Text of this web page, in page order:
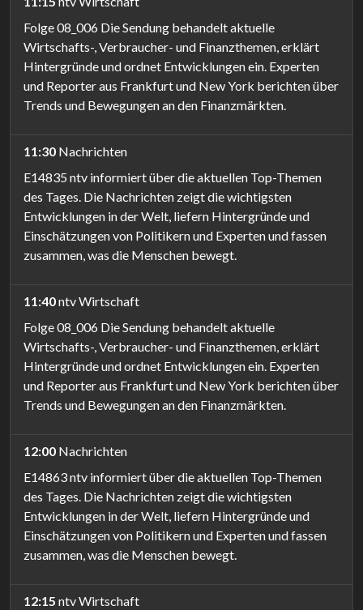
Folge 08_006 Die Sendung behandelt aktuelle
Wirtschafts-, Verbraucher- und Finanzthemen, erklärt
Hintergründe und ordnet Entwicklungen ein. Experten
und Reporter aus Frankfurt und New York berichten über
Trends und Bewegungen an den Finanzmärkten.
11:30 Nachrichten
E14835 ntv informiert über die aktuellen Top-Themen
des Tages. Die Nachrichten zeigt die wichtigsten
Entwicklungen in der Welt, liefern Hintergründe und
Einschätzungen von Politikern und Experten und fassen
zusammen, was die Menschen bewegt.
11:40ntv Wirtschaft
Folge 08_006 Die Sendung behandelt aktuelle
Wirtschafts-, Verbraucher- und Finanzthemen, erklärt
Hintergründe und ordnet Entwicklungen ein. Experten
und Reporter aus Frankfurt und New York berichten über
Trends und Bewegungen an den Finanzmärkten.
12:00 Nachrichten
E14863 ntv informiert über die aktuellen Top-Themen
des Tages. Die Nachrichten zeigt die wichtigsten
Entwicklungen in der Welt, liefern Hintergründe und
Einschätzungen von Politikern und Experten und fassen
zusammen, was die Menschen bewegt.
12:15 ntv Wirtschaft